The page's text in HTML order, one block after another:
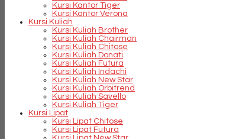
Kursi Kantor Tiger
Kursi Kantor Verona
Kursi Kuliah
Kursi Kuliah Brother
Kursi Kuliah Chairman
Kursi Kuliah Chitose
Kursi Kuliah Donati
Kursi Kuliah Futura
Kursi Kuliah Indachi
Kursi Kuliah New Star
Kursi Kuliah Orbitrend
Kursi Kuliah Savello
Kursi Kuliah Tiger
Kursi Lipat
Kursi Lipat Chitose
Kursi Lipat Futura